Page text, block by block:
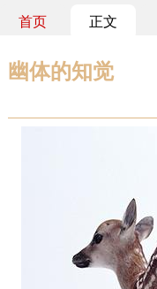
首页 正文
幽体的知觉